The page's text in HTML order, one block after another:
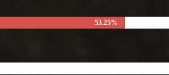
53.25%